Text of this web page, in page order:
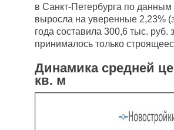
в Санкт-Петербурга по
выросла на уверенные 2,23%
года составила 300,6 тыс.
принималось только
Динамика средней
кв. м